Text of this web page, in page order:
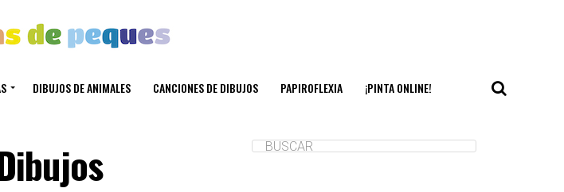
DIBUJOS DE ANIMALES CANCIONES DE DIBUJOS PAPIROFLEXIA ¡PINTA ONLINE!